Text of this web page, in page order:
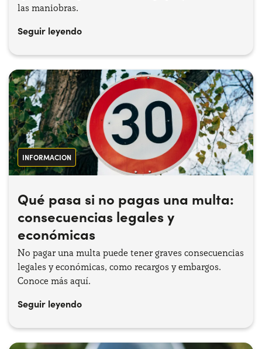
las maniobras.
Seguir leyendo
INFORMACION
Qué pasa si no pagas una multa:
consecuencias legales y
económicas
No pagar una multa puede tener graves consecuencias
legales y económicas, como recargos y embargos.
Conoce más aquí.
Seguir leyendo